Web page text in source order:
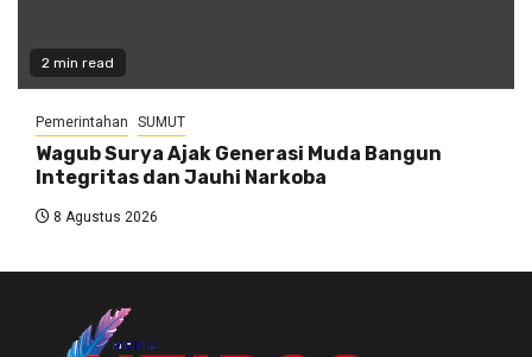
2 min read
Pemerintahan SUMUT
Wagub Surya Ajak Generasi Muda Bangun
Integritas dan Jauhi Narkoba
8 Agustus 2026